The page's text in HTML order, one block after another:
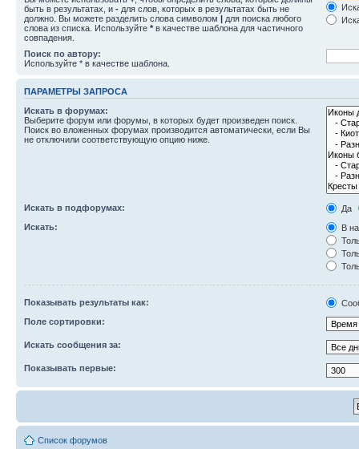
быть в результатах, и - для слов, которых в результатах быть не
должно. Вы можете разделить слова символом | для поиска любого
слова из списка. Используйте * в качестве шаблона для частичного
совпадения.
Поиск по автору:
Используйте * в качестве шаблона.
ПАРАМЕТРЫ ЗАПРОСА
Искать в форумах:
Выберите форум или форумы, в которых будет произведен поиск.
Поиск во вложенных форумах производится автоматически, если Вы
не отключили соответствующую опцию ниже.
Искать в подфорумах:
Да
Искать:
В
Показывать результаты как:
Поле сортировки:
Искать сообщения за:
Показывать первые:
Список форумов